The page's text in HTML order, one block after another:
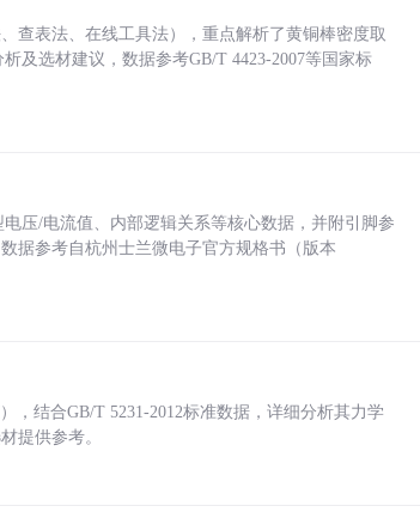
查表法、在线工具法），重点解析了黄铜棒密度取
及选材建议，数据参考GB/T 4423-2007等国家标
压/电流值、内部逻辑关系等核心数据，并附引脚参
据参考自杭州士兰微电子官方规格书（版本
，结合GB/T 5231-2012标准数据，详细分析其力学
提供参考。